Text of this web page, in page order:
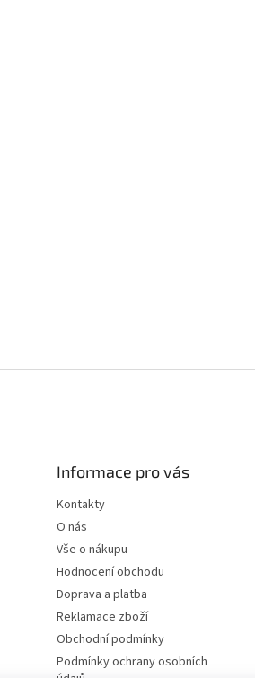
Informace pro vás
Kontakty
O nás
Vše o nákupu
Hodnocení obchodu
Doprava a platba
Reklamace zboží
Obchodní podmínky
Podmínky ochrany osobních